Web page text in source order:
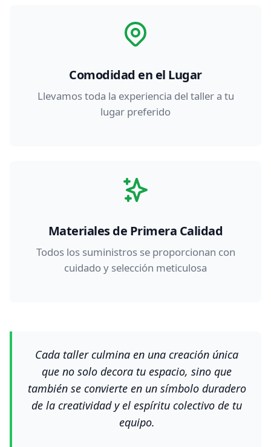
Comodidad en el Lugar
Llevamos toda la experiencia del taller a tu
lugar preferido
Materiales de Primera Calidad
Todos los suministros se proporcionan con
cuidado y selección meticulosa
Cada taller culmina en una creación única
que no solo decora tu espacio, sino que
también se convierte en un símbolo duradero
de la creatividad y el espíritu colectivo de tu
equipo.